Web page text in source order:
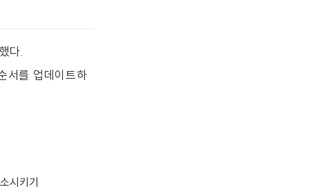
다.
서를 업데이트하
시키기